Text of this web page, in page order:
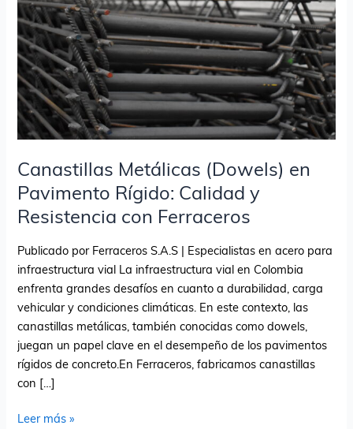
Canastillas Metálicas (Dowels) en
Pavimento Rígido: Calidad y
Resistencia con Ferraceros
Publicado por Ferraceros S.A.S | Especialistas en acero para
infraestructura vial La infraestructura vial en Colombia
enfrenta grandes desafíos en cuanto a durabilidad, carga
vehicular y condiciones climáticas. En este contexto, las
canastillas metálicas, también conocidas como dowels,
juegan un papel clave en el desempeño de los pavimentos
rígidos de concreto.En Ferraceros, fabricamos canastillas
con […]
Pavimento
Rígido:
Calidad
y
Resistencia
con
Ferraceros
Leer más »